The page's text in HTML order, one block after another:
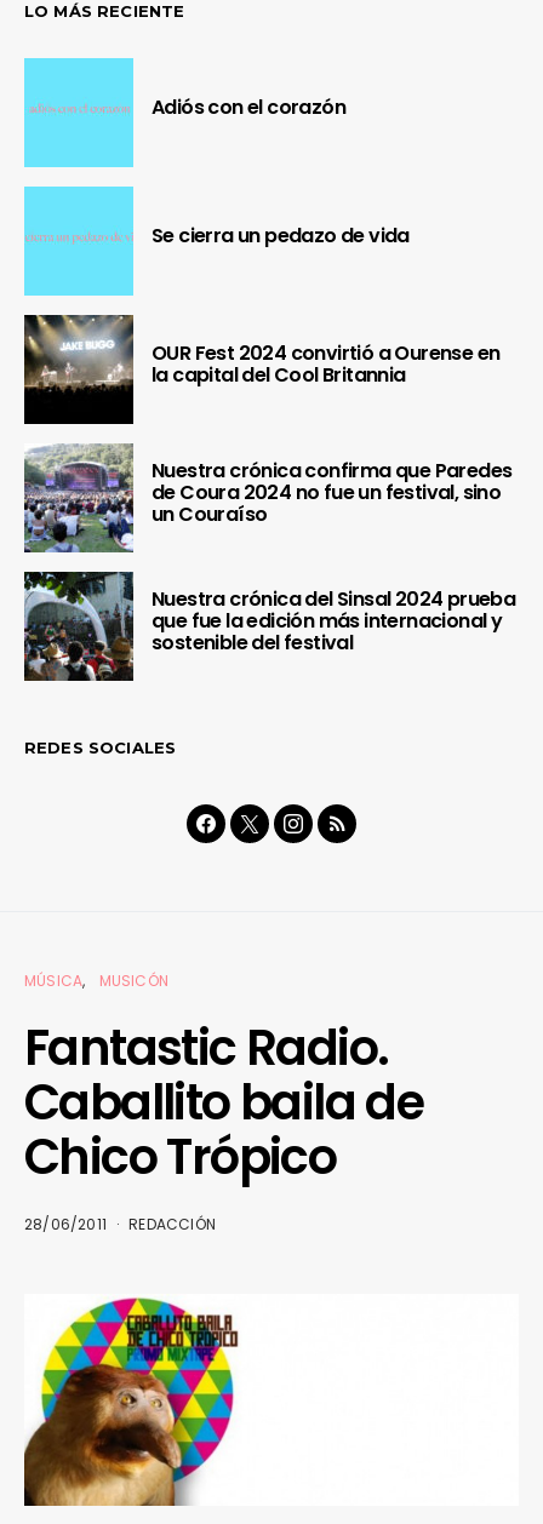
LO MÁS RECIENTE
Adiós con el corazón
Se cierra un pedazo de vida
OUR Fest 2024 convirtió a Ourense en
la capital del Cool Britannia
Nuestra crónica confirma que Paredes
de Coura 2024 no fue un festival, sino
un Couraíso
Nuestra crónica del Sinsal 2024 prueba
que fue la edición más internacional y
sostenible del festival
REDES SOCIALES
MÚSICA MUSICÓN
Fantastic Radio.
Caballito baila de
Chico Trópico
28/06/2011 REDACCIÓN